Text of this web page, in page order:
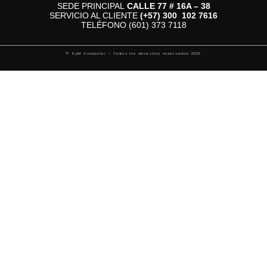
SEDE PRINCIPAL CALLE 77 # 16A – 38
SERVICIO AL CLIENTE (+57) 300 102 7616
TELÉFONO (601) 373 7118
© SyM Computer – Todos los derechos reservados 2025